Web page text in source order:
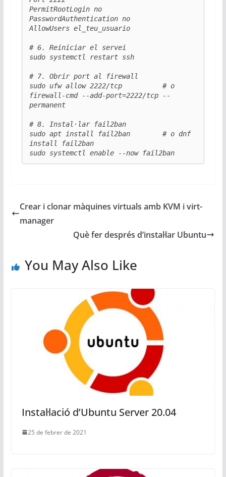
PermitRootLogin no
PasswordAuthentication no
AllowUsers el_teu_usuario
# 6. Reiniciar el servei
sudo systemctl restart ssh
# 7. Obrir port al firewall
sudo ufw allow 2222/tcp          # o
firewall-cmd --add-port=2222/tcp --
permanent
# 8. Instal·lar fail2ban
sudo apt install fail2ban        # o dnf
install fail2ban
sudo systemctl enable --now fail2ban
Crear i clonar màquines virtuals amb KVM i virt-
manager
Què fer després d’instal·lar Ubuntu
You May Also Like
Instal·lació d’Ubuntu Server 20.04
25 de febrer de 2021